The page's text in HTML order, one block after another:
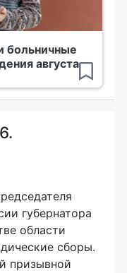
больничные
августа
губернатора
области
сборы.
призывной